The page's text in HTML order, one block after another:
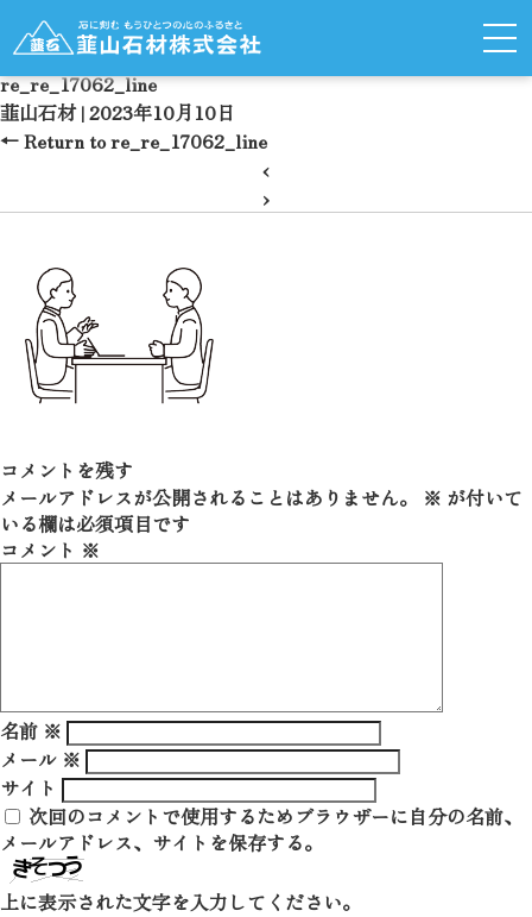
re_re_17062_line
韮山石材 |2023年10月10日
←Return to re_re_17062_line
‹
›
コメントを残す
メールアドレスが公開されることはありません。
※ が付いて
いる欄は必須項目です
コメント ※
名前 ※
メール ※
サイト
次回のコメントで使用するためブラウザーに自分の名前、
メールアドレス、サイトを保存する。
上に表示された文字を入力してください。